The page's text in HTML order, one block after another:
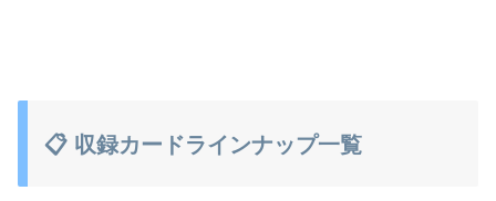
📋 収録カードラインナップ一覧